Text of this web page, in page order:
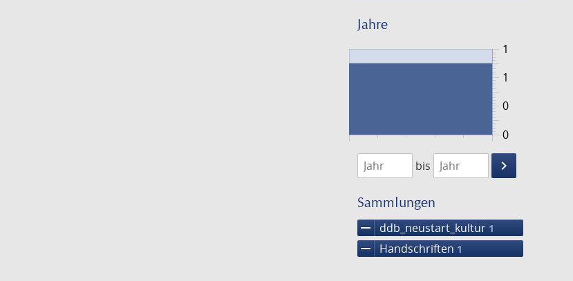
Jahre
0
1
0
1
1474
1475
bis
keyboard_arrow_right
Suche
Sammlungen
remove ddb_neustart_kultur 1
remove Handschriften 1